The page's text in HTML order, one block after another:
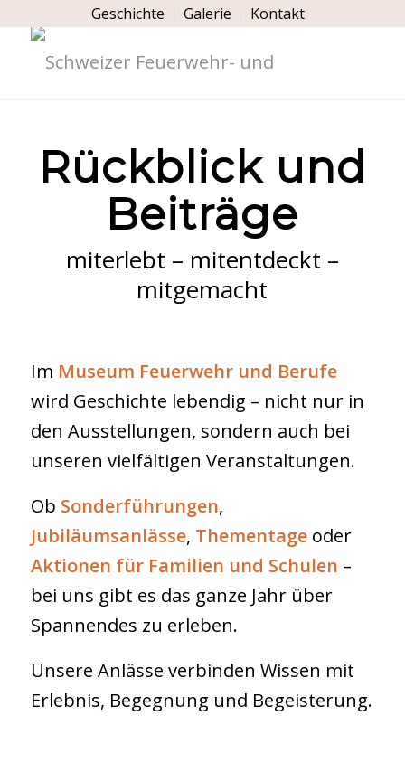
Geschichte Galerie Kontakt
Rückblick und
Beiträge
miterlebt – mitentdeckt –
mitgemacht
Im Museum Feuerwehr und Berufe
wird Geschichte lebendig – nicht nur in
den Ausstellungen, sondern auch bei
unseren vielfältigen Veranstaltungen.
Ob Sonderführungen,
Jubiläumsanlässe, Thementageoder
Aktionen für Familien und Schulen –
bei uns gibt es das ganze Jahr über
Spannendes zu erleben.
Unsere Anlässe verbinden Wissen mit
Erlebnis, Begegnung und Begeisterung.